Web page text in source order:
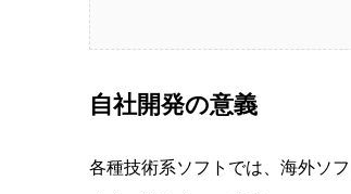
自社開発の意義
各種技術系ソフトでは、海外ソ